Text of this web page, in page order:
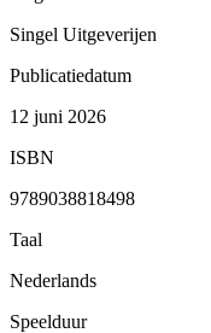
Singel Uitgeverijen
Publicatiedatum
12 juni 2026
ISBN
9789038818498
Taal
Nederlands
Speelduur